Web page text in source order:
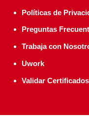
Políticas de
Preguntas
Trabaja con
Uwork
Validar Certificados